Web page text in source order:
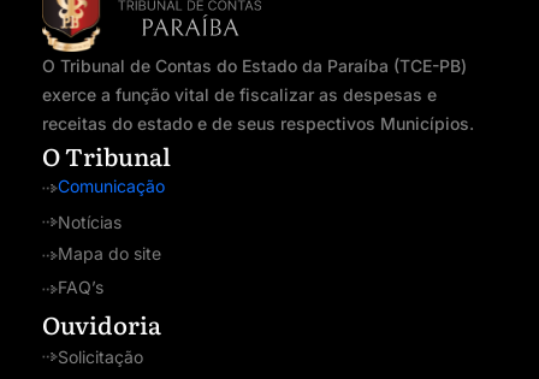
O Tribunal de Contas do Estado da Paraíba (TCE-PB)
exerce a função vital de fiscalizar as despesas e
receitas do estado e de seus respectivos Municípios.
O Tribunal
Comunicação
Notícias
Mapa do site
FAQ’s
Ouvidoria
Solicitação